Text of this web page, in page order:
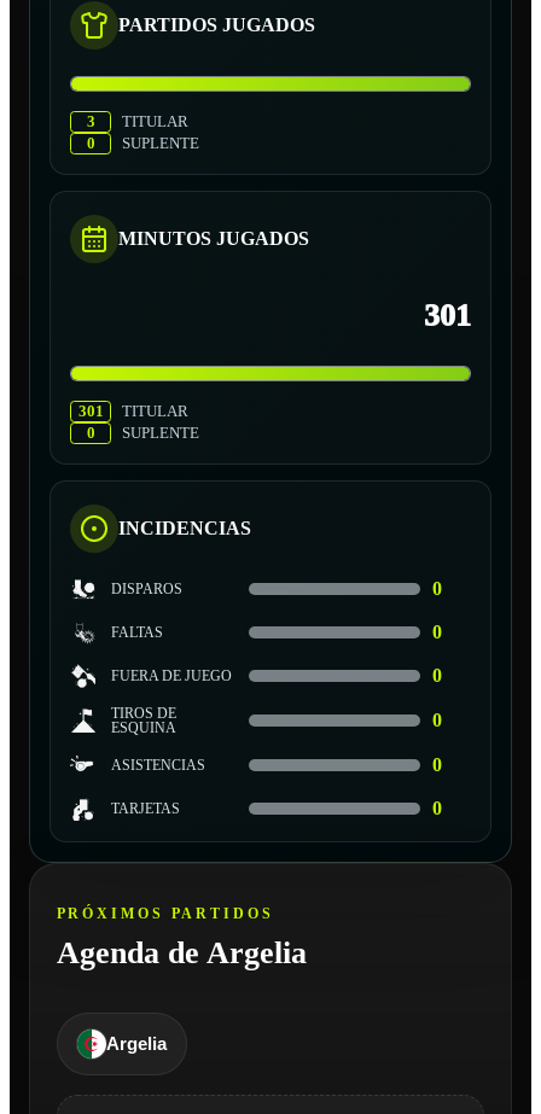
PARTIDOS JUGADOS
3
TITULAR
0
SUPLENTE
MINUTOS JUGADOS
301
301
TITULAR
0
SUPLENTE
INCIDENCIAS
DISPAROS 0
FALTAS 0
FUERA DE JUEGO 0
TIROS DE
ESQUINA
0
ASISTENCIAS 0
TARJETAS 0
PRÓXIMOS PARTIDOS
Agenda de Argelia
Argelia